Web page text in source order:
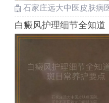
石家庄远大中医皮肤病
白癜风护理细节全知道